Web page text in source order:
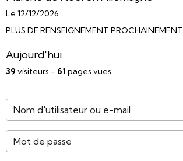
Le 12/12/2026
PLUS DE RENSEIGNEMENT PROCHAINEMENT
Aujourd'hui
39 visiteurs - 61 pages vues